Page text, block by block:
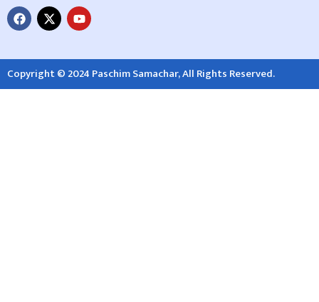
Copyright © 2024 Paschim Samachar, All Rights Reserved.